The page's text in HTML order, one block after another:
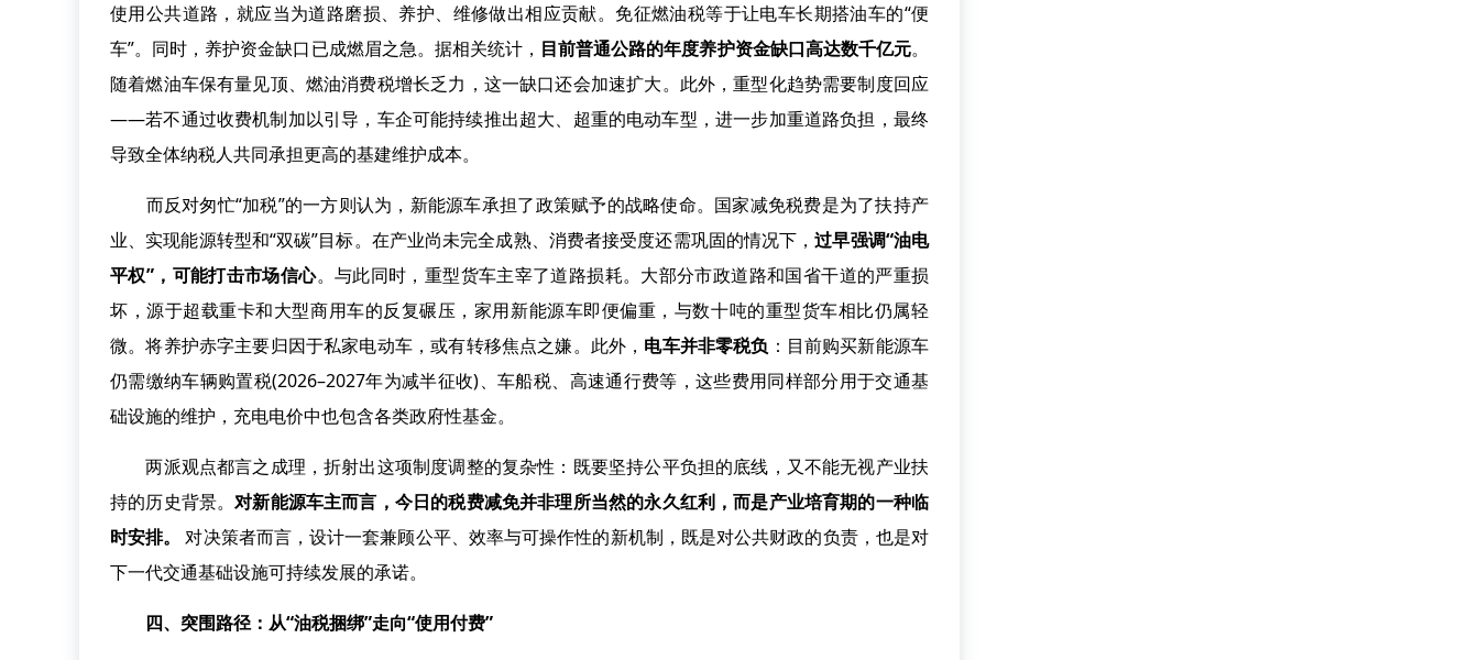
使用公共道路，就应当为道路磨损、养护、维修做出相应贡献。免征燃油税等于让电车长期搭油车的“便
车”。同时，养护资金缺口已成燃眉之急。据相关统计， 目前普通公路的年度养护资金缺口高达数千亿元。
随着燃油车保有量见顶、燃油消费税增长乏力，这一缺口还会加速扩大。此外，重型化趋势需要制度回应
——若不通过收费机制加以引导，车企可能持续推出超大、超重的电动车型，进一步加重道路负担，最终
导致全体纳税人共同承担更高的基建维护成本。
而反对匆忙“加税”的一方则认为，新能源车承担了政策赋予的战略使命。国家减免税费是为了扶持产
业、实现能源转型和“双碳”目标。在产业尚未完全成熟、消费者接受度还需巩固的情况下，过早强调“油电
平权”，可能打击市场信心。与此同时，重型货车主宰了道路损耗。大部分市政道路和国省干道的严重损
坏，源于超载重卡和大型商用车的反复碾压，家用新能源车即便偏重，与数十吨的重型货车相比仍属轻
微。将养护赤字主要归因于私家电动车，或有转移焦点之嫌。此外， 电车并非零税负 ：目前购买新能源车
仍需缴纳车辆购置税(2026–2027年为减半征收)、车船税、高速通行费等，这些费用同样部分用于交通基
础设施的维护，充电电价中也包含各类政府性基金。
两派观点都言之成理，折射出这项制度调整的复杂性：既要坚持公平负担的底线，又不能无视产业扶
持的历史背景。对新能源车主而言，今日的税费减免并非理所当然的永久红利，而是产业培育期的一种临
时安排。
对决策者而言，设计一套兼顾公平、效率与可操作性的新机制，既是对公共财政的负责，也是对
下一代交通基础设施可持续发展的承诺。
四、突围路径：从“油税捆绑”走向“使用付费”